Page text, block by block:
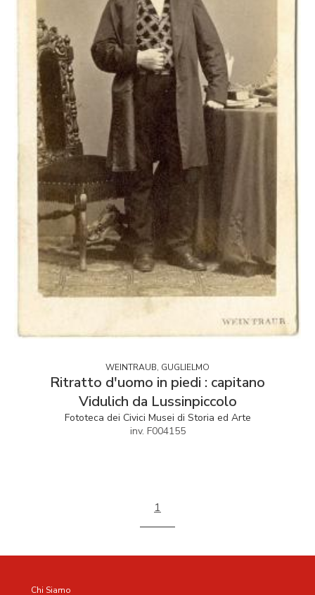
WEINTRAUB, GUGLIELMO
Ritratto d'uomo in piedi : capitano
Vidulich da Lussinpiccolo
Fototeca dei Civici Musei di Storia ed Arte
inv. F004155
1
Chi Siamo